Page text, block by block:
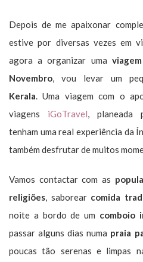
Depois de me apaixonar
estive por diversas vezes em
agora a organizar uma
Novembro, vou levar um
Kerala. Uma viagem com o
viagens iGoTravel, planeada
tenham uma real experiência da
também desfrutar de muitos
Vamos contactar com as
religiões, saborear comida
noite a bordo de um comboio
passar alguns dias numa praia
poucas tão serenas e limpas